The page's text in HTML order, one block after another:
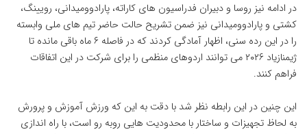
در ادامه نیز روسا و دبیران فدراسیون های کاراته، پارادوومیدانی، رویینگ،
کشتی و پارادوومیدانی نیز ضمن تشریح حالت حاضر تیم های ملی وابسته
را در این رده سنی، اظهار آمادگی کردند که در فاصله ۶ ماه باقی مانده تا
ژیمنازیاد ۲۰۲۶ می توانند اردوهای منظمی را برای شرکت در این اتفاقات
فراهم کنند.
این چنین در این رابطه نظر شد با دقت به این که ورزش آموزش و پرورش
به لحاظ تجهیزات و ساختار با محدودیت هایی روبه رو است، با راه اندازی